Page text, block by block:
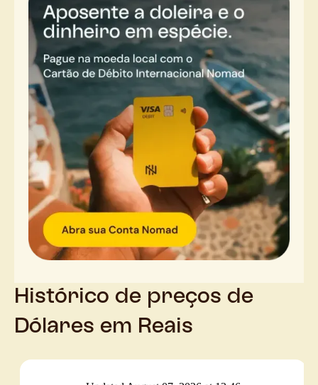
Histórico de preços de
Dólares em Reais